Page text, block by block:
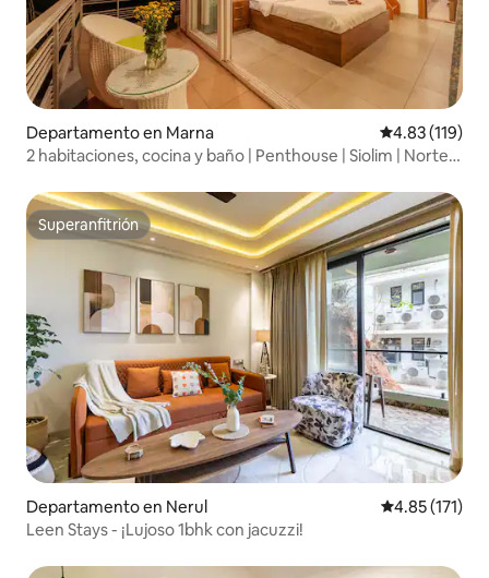
Departamento en Marna Calificación
4.83 (119)
2 habitaciones, cocina y baño | Penthouse | Siolim | Norte
Superanfitrión
Superanfitrión
Departamento en Nerul Calificación
4.85 (171)
Leen Stays - ¡Lujoso 1bhk con jacuzzi!